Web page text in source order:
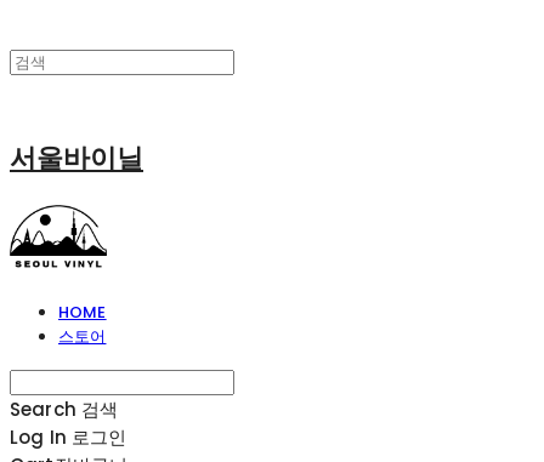
서울바이닐
HOME
스토어
Search 검색
Log In 로그인